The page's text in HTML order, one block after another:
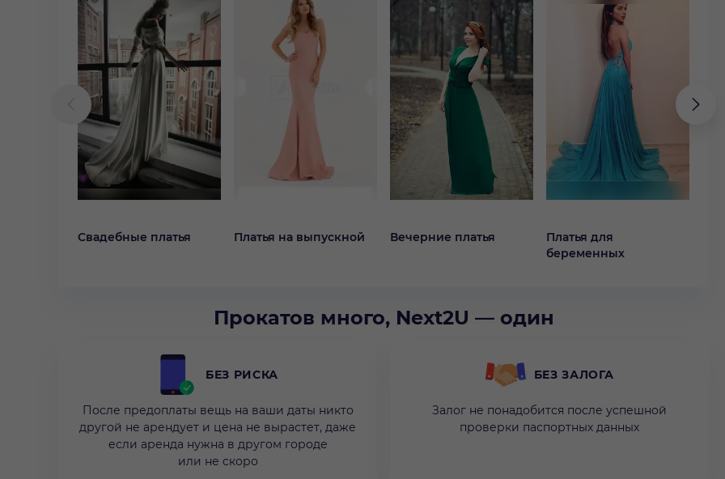
Свадебные платья Платья на выпускной Вечерние платья
Платья для
беременных
Прокатов много, Next2U — один
БЕЗ РИСКА
После предоплаты вещь на ваши даты никто
другой не арендует и цена не вырастет, даже
если аренда нужна в другом городе
или не скоро
БЕЗ ЗАЛОГА
Залог не понадобится после успешной
проверки паспортных данных